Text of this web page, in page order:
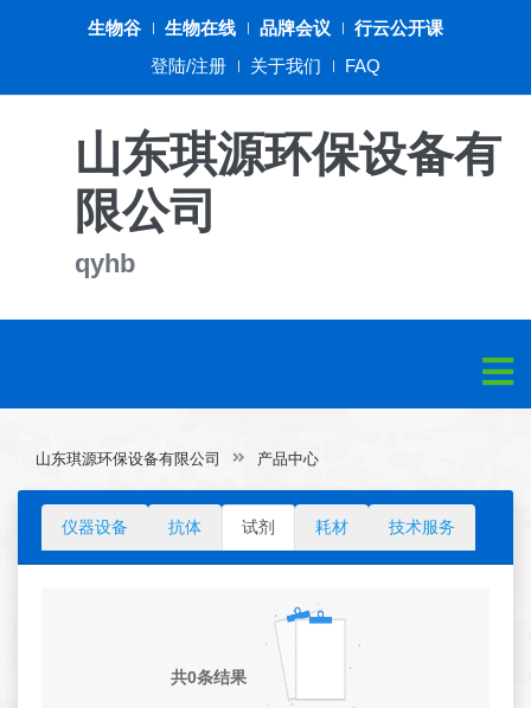
生物谷 生物在线 品牌会议
行云公开课
登陆/注册
关于我们 FAQ
山东琪源环保设备有
限公司
qyhb
山东琪源环保设备有限公司 产品中心
仪器设备 抗体 试剂 耗材 技术服务
共0条结果